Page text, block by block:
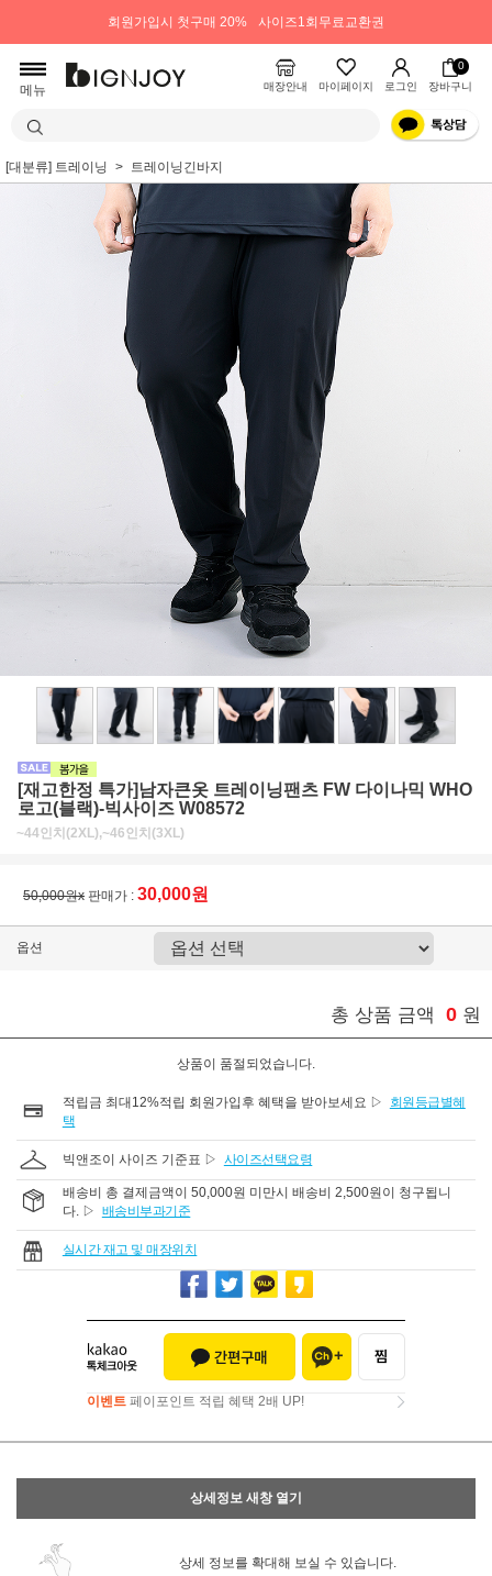
회원가입시 첫구매 20% 사이즈1회무료교환권
메뉴 매장안내 마이페이지 로그인
0
장바구니
[대분류] 트레이닝 트레이닝긴바지
[재고한정 특가]남자큰옷 트레이닝팬츠 FW 다이나믹 WHO
로고(블랙)-빅사이즈 W08572
~44인치(2XL),~46인치(3XL)
50,000원x 판매가 : 30,000원
옵션
총 상품 금액 0 원
상품이 품절되었습니다.
적립금 최대12%적립 회원가입후 혜택을 받아보세요 ▷
회원등급별혜
택
빅앤조이 사이즈 기준표 ▷ 사이즈선택요령
배송비 총 결제금액이 50,000원 미만시 배송비 2,500원이 청구됩니
다. ▷ 배송비부과기준
실시간 재고 및 매장위치
이벤트 페이포인트 적립 혜택 2배 UP!
이벤트페이포인트 적립 혜택 2배 UP!
상세정보 새창 열기
상세 정보를 확대해 보실 수 있습니다.